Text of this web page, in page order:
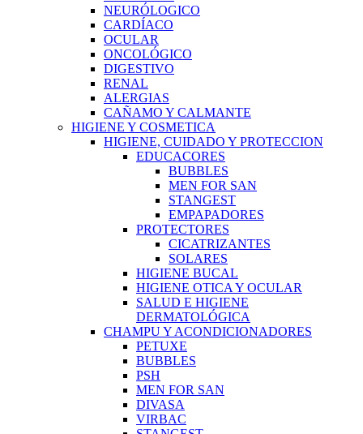
NEURÓLOGICO
CARDÍACO
OCULAR
ONCOLÓGICO
DIGESTIVO
RENAL
ALERGIAS
CAÑAMO Y CALMANTE
HIGIENE Y COSMETICA
HIGIENE, CUIDADO Y PROTECCION
EDUCACORES
BUBBLES
MEN FOR SAN
STANGEST
EMPAPADORES
PROTECTORES
CICATRIZANTES
SOLARES
HIGIENE BUCAL
HIGIENE OTICA Y OCULAR
SALUD E HIGIENE
DERMATOLÓGICA
CHAMPU Y ACONDICIONADORES
PETUXE
BUBBLES
PSH
MEN FOR SAN
DIVASA
VIRBAC